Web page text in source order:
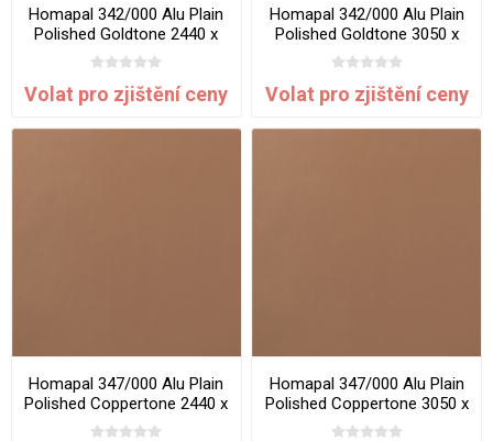
Homapal 342/000 Alu Plain
Polished Goldtone 2440 x
1220 mm x 1 mm
Volat pro zjištění ceny
Homapal 342/000 Alu Plain
Polished Goldtone 3050 x
1220 mm x 1 mm
Volat pro zjištění ceny
Homapal 347/000 Alu Plain
Polished Coppertone 2440 x
1220 mm x 1 mm
Homapal 347/000 Alu Plain
Polished Coppertone 3050 x
1220 mm x 1 mm